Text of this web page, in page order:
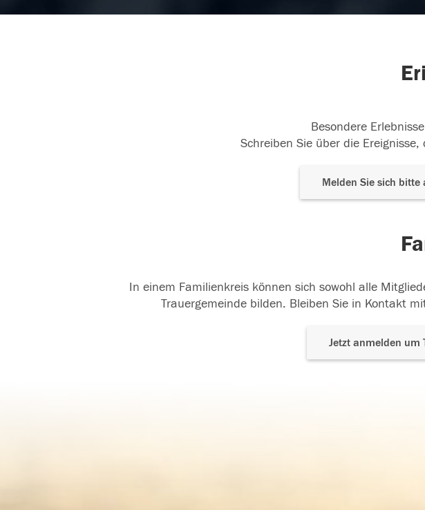
Besondere
Schreiben Sie über die
Melden Sie sich bitte
In einem Familienkreis können sich sowohl alle
Trauergemeinde bilden. Bleiben Sie in Kontakt
Jetzt anmelden um